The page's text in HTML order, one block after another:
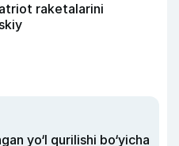
raketalarini
yo‘l qurilishi bo‘yicha